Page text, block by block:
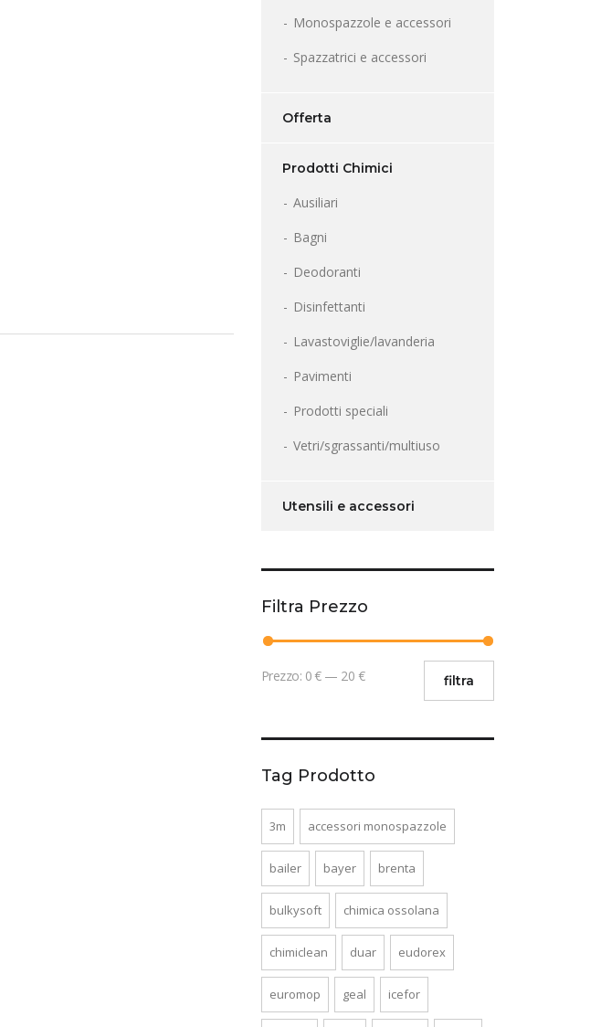
Monospazzole e accessori
Spazzatrici e accessori
Offerta
Prodotti Chimici
Ausiliari
Bagni
Deodoranti
Disinfettanti
Lavastoviglie/lavanderia
Pavimenti
Prodotti speciali
Vetri/sgrassanti/multiuso
Utensili e accessori
Filtra Prezzo
filtra
Prezzo: 0 €— 20 €
Tag Prodotto
3m accessori monospazzole
bailer bayer brenta
bulkysoft chimica ossolana
chimiclean duar eudorex
euromop geal icefor